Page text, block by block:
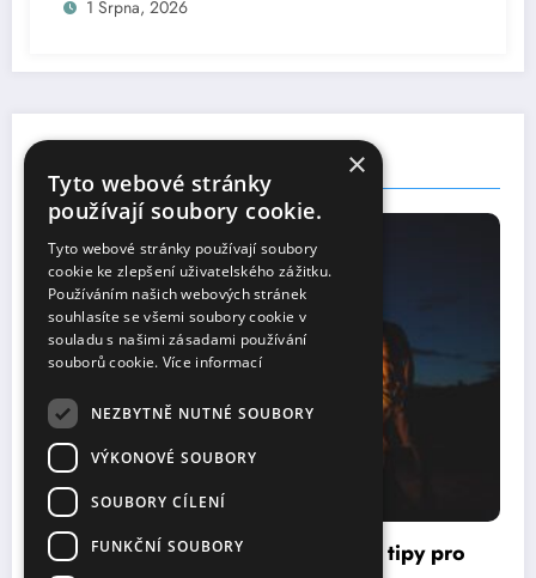
1 Srpna, 2026
Jak se obléct do práce: Pravidla a tipy
×
Tyto webové stránky
používají soubory cookie.
Tyto webové stránky používají soubory
cookie ke zlepšení uživatelského zážitku.
Používáním našich webových stránek
souhlasíte se všemi soubory cookie v
souladu s našimi zásadami používání
souborů cookie. Více informací
NEZBYTNĚ NUTNÉ SOUBORY
VÝKONOVÉ SOUBORY
SOUBORY CÍLENÍ
FUNKČNÍ SOUBORY